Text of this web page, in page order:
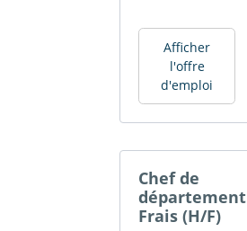
Afficher
l'offre
d'emploi
Chef de
département
Frais (H/F)